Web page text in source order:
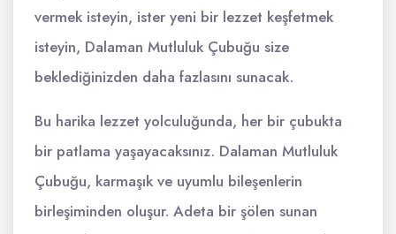
vermek isteyin, ister yeni bir lezzet keşfetmek
isteyin, Dalaman Mutluluk Çubuğu size
beklediğinizden daha fazlasını sunacak.
Bu harika lezzet yolculuğunda, her bir çubukta
bir patlama yaşayacaksınız. Dalaman Mutluluk
Çubuğu, karmaşık ve uyumlu bileşenlerin
birleşiminden oluşur. Adeta bir şölen sunan